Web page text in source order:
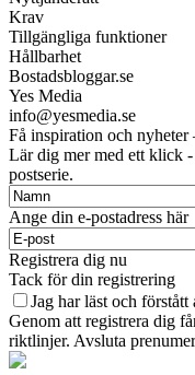
Krav
Tillgängliga funktioner
Hållbarhet
Bostadsbloggar.se
Yes Media
info@yesmedia.se
Få inspiration och nyheter
Lär dig mer med ett klick
postserie.
Ange din e-postadress här
Registrera dig nu
Tack för din registrering
Jag har läst och
Genom att registrera dig
riktlinjer. Avsluta